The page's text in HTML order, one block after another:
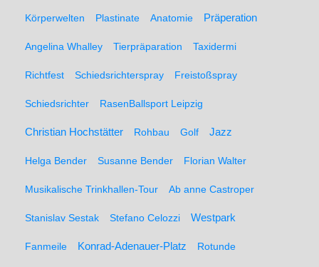
Körperwelten Plastinate Anatomie Präperation
Angelina Whalley Tierpräparation Taxidermi
Richtfest Schiedsrichterspray Freistoßspray
Schiedsrichter RasenBallsport Leipzig
Christian Hochstätter Rohbau Golf Jazz
Helga Bender Susanne Bender Florian Walter
Musikalische Trinkhallen-Tour Ab anne Castroper
Stanislav Sestak Stefano Celozzi Westpark
Fanmeile Konrad-Adenauer-Platz Rotunde